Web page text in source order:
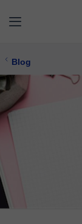
Blog